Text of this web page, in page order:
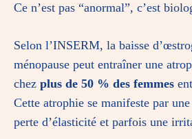
Ce n’est pas “anormal”, c’est
Selon l’INSERM, la baisse
ménopause peut entraîner une
chez plus de 50 % des femmes
Cette atrophie se manifeste par une
perte d’élasticité et parfois une